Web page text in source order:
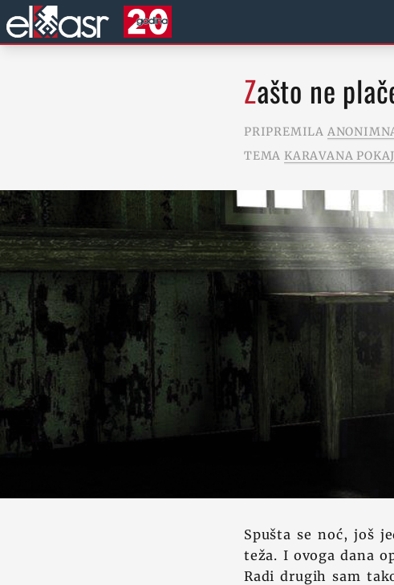
Zašto ne
PRIPREMILA
TEMA KARAVANA
Spušta se noć, još
teža. I ovoga dana
Radi drugih sam